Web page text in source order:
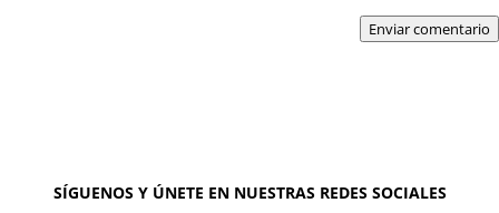
Enviar comentario
SÍGUENOS Y ÚNETE EN NUESTRAS REDES SOCIALES